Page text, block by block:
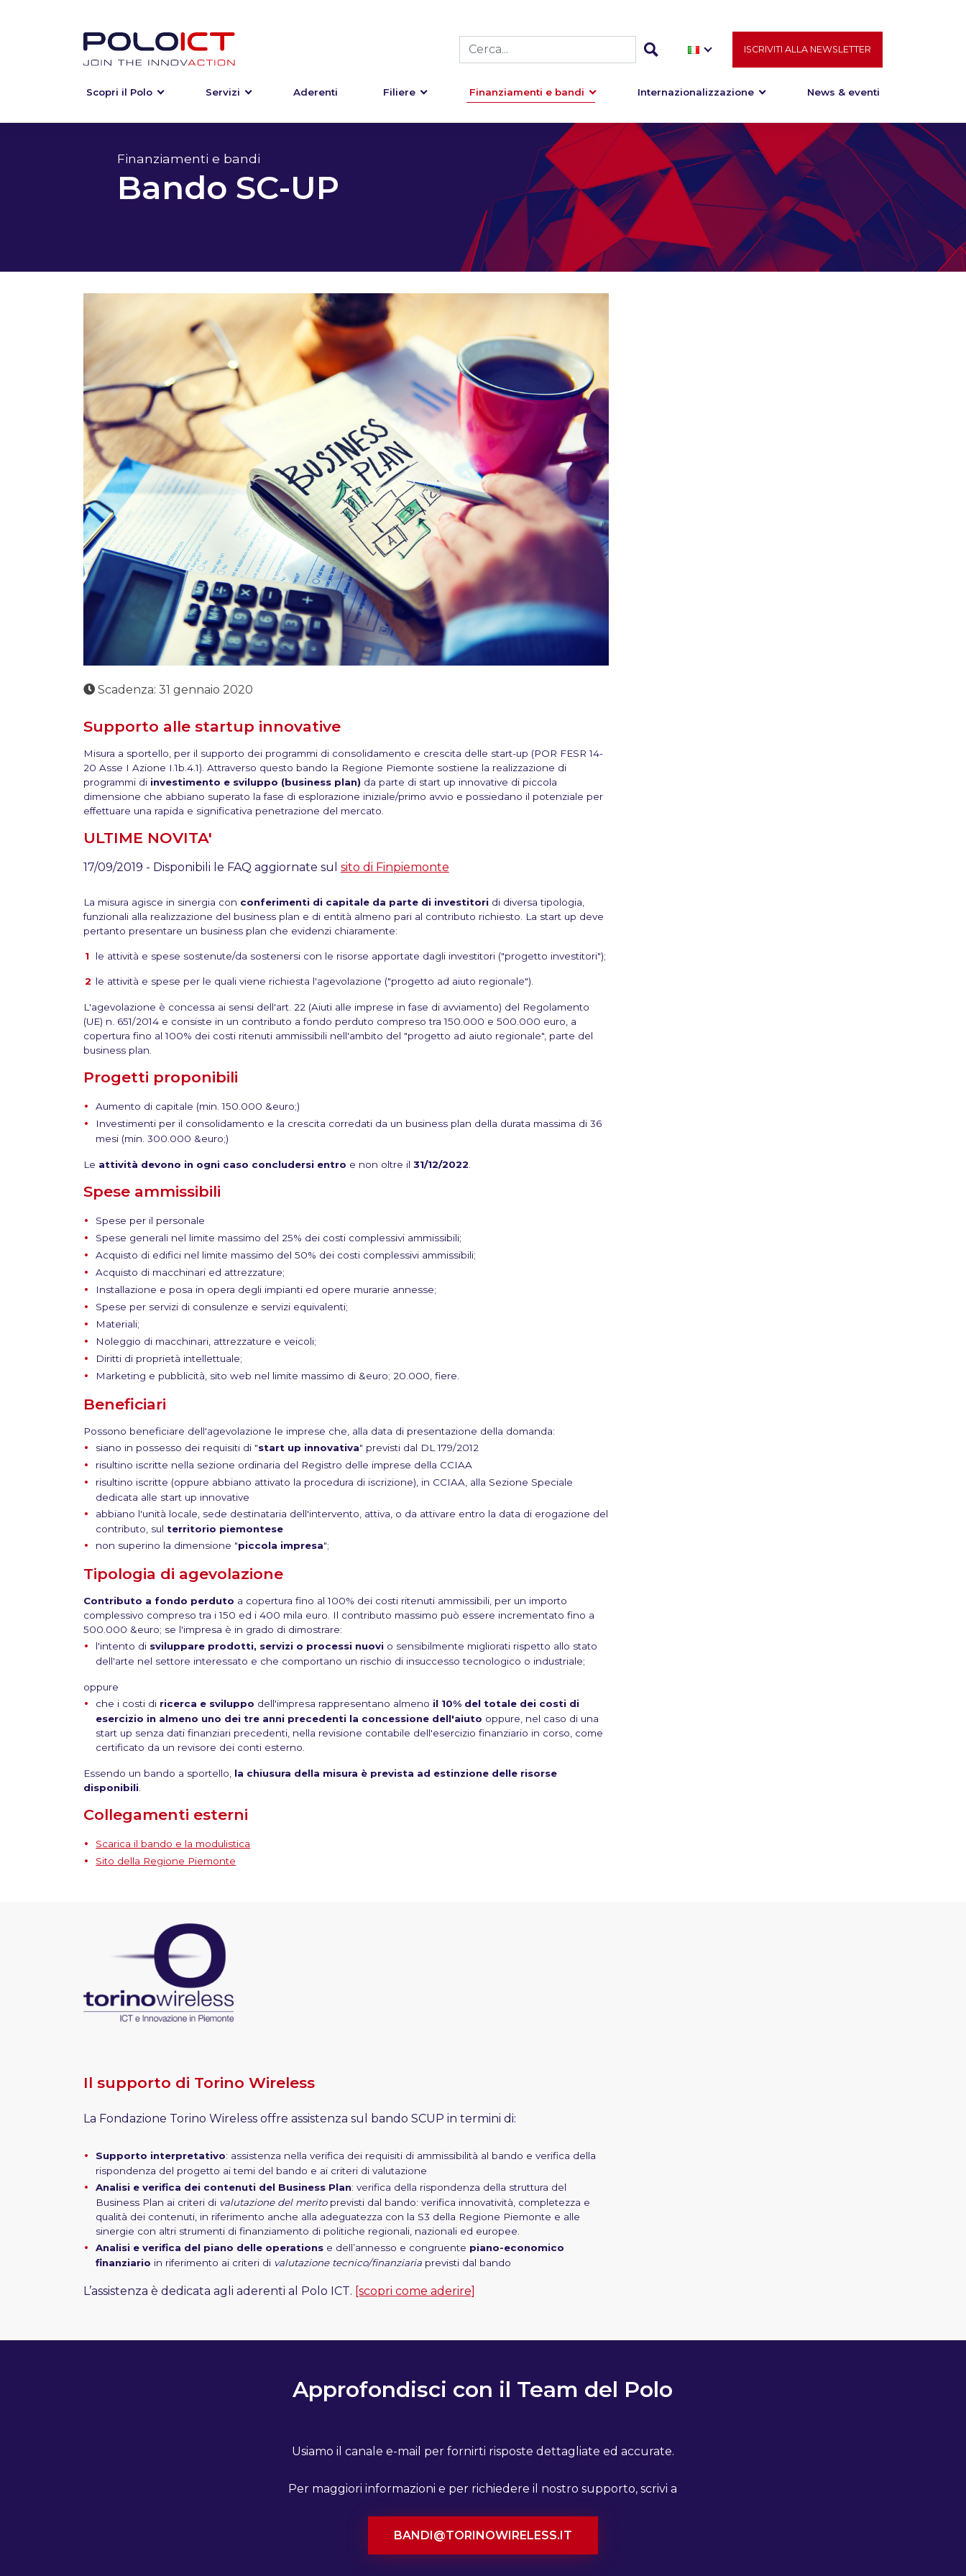
ISCRIVITI ALLA NEWSLETTER
Scopri il Polo Servizi Aderenti Filiere Finanziamenti e bandi Internazionalizzazione News & eventi
Finanziamenti e bandi
Bando SC-UP
Scadenza: 31 gennaio 2020
Supporto alle startup innovative
Misura a sportello, per il supporto dei programmi di consolidamento e crescita delle start-up (POR FESR 14-
20 Asse I Azione I.1b.4.1). Attraverso questo bando la Regione Piemonte sostiene la realizzazione di
programmi di investimento e sviluppo (business plan) da parte di start up innovative di piccola
dimensione che abbiano superato la fase di esplorazione iniziale/primo avvio e possiedano il potenziale per
effettuare una rapida e significativa penetrazione del mercato.
ULTIME NOVITA'
17/09/2019 - Disponibili le FAQ aggiornate sul sito di Finpiemonte
La misura agisce in sinergia con conferimenti di capitale da parte di investitoridi diversa tipologia,
funzionali alla realizzazione del business plan e di entità almeno pari al contributo richiesto. La start up deve
pertanto presentare un business plan che evidenzi chiaramente:
le attività e spese sostenute/da sostenersi con le risorse apportate dagli investitori ("progetto investitori");
le attività e spese per le quali viene richiesta l'agevolazione ("progetto ad aiuto regionale").
L'agevolazione è concessa ai sensi dell'art. 22 (Aiuti alle imprese in fase di avviamento) del Regolamento
(UE) n. 651/2014 e consiste in un contributo a fondo perduto compreso tra 150.000 e 500.000 euro, a
copertura fino al 100% dei costi ritenuti ammissibili nell'ambito del "progetto ad aiuto regionale", parte del
business plan.
Progetti proponibili
Aumento di capitale (min. 150.000 &euro;)
Investimenti per il consolidamento e la crescita corredati da un business plan della durata massima di 36
mesi (min. 300.000 &euro;)
Le attività devono in ogni caso concludersi entro e non oltre il 31/12/2022.
Spese ammissibili
Spese per il personale
Spese generali nel limite massimo del 25% dei costi complessivi ammissibili;
Acquisto di edifici nel limite massimo del 50% dei costi complessivi ammissibili;
Acquisto di macchinari ed attrezzature;
Installazione e posa in opera degli impianti ed opere murarie annesse;
Spese per servizi di consulenze e servizi equivalenti;
Materiali;
Noleggio di macchinari, attrezzature e veicoli;
Diritti di proprietà intellettuale;
Marketing e pubblicità, sito web nel limite massimo di &euro; 20.000, fiere.
Beneficiari
Possono beneficiare dell'agevolazione le imprese che, alla data di presentazione della domanda:
siano in possesso dei requisiti di "start up innovativa" previsti dal DL 179/2012
risultino iscritte nella sezione ordinaria del Registro delle imprese della CCIAA
risultino iscritte (oppure abbiano attivato la procedura di iscrizione), in CCIAA, alla Sezione Speciale
dedicata alle start up innovative
abbiano l'unità locale, sede destinataria dell'intervento, attiva, o da attivare entro la data di erogazione del
contributo, sulterritorio piemontese
non superino la dimensione "piccola impresa";
Tipologia di agevolazione
Contributo a fondo perduto a copertura fino al 100% dei costi ritenuti ammissibili, per un importo
complessivo compreso tra i 150 ed i 400 mila euro. Il contributo massimo può essere incrementato fino a
500.000 &euro; se l'impresa è in grado di dimostrare:
l'intento di sviluppare prodotti, servizi o processi nuovi o sensibilmente migliorati rispetto allo stato
dell'arte nel settore interessato e che comportano un rischio di insuccesso tecnologico o industriale;
oppure
che i costi di ricerca e sviluppo dell'impresa rappresentano almeno il 10% del totale dei costi di
esercizio in almeno uno dei tre anni precedenti la concessione dell'aiuto oppure, nel caso di una
start up senza dati finanziari precedenti, nella revisione contabile dell'esercizio finanziario in corso, come
certificato da un revisore dei conti esterno.
Essendo un bando a sportello, la chiusura della misura è prevista ad estinzione delle risorse
disponibili.
Collegamenti esterni
Scarica il bando e la modulistica
Sito della Regione Piemonte
Il supporto di Torino Wireless
La Fondazione Torino Wireless offre assistenza sul bando SCUP in termini di:
Supporto interpretativo: assistenza nella verifica dei requisiti di ammissibilità al bando e verifica della
rispondenza del progetto ai temi del bando e ai criteri di valutazione
Analisi e verifica dei contenuti del Business Plan: verifica della rispondenza della struttura del
Business Plan ai criteri di valutazione del meritoprevisti dal bando: verifica innovatività, completezza e
qualità dei contenuti, in riferimento anche alla adeguatezza con la S3 della Regione Piemonte e alle
sinergie con altri strumenti di finanziamento di politiche regionali, nazionali ed europee.
Analisi e verifica del piano delle operations e dell’annesso e congruente piano-economico
finanziario in riferimento ai criteri di valutazione tecnico/finanziaria previsti dal bando
L’assistenza è dedicata agli aderenti al Polo ICT. [scopri come aderire]
Approfondisci con il Team del Polo
Usiamo il canale e-mail per fornirti risposte dettagliate ed accurate.
Per maggiori informazioni e per richiedere il nostro supporto, scrivi a
BANDI@TORINOWIRELESS.IT